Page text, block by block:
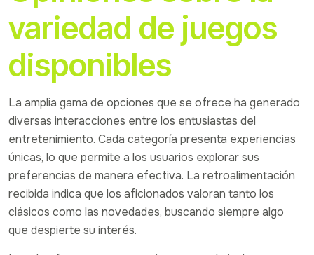
variedad de juegos
disponibles
La amplia gama de opciones que se ofrece ha generado
diversas interacciones entre los entusiastas del
entretenimiento. Cada categoría presenta experiencias
únicas, lo que permite a los usuarios explorar sus
preferencias de manera efectiva. La retroalimentación
recibida indica que los aficionados valoran tanto los
clásicos como las novedades, buscando siempre algo
que despierte su interés.